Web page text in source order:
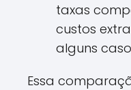
taxas
custos
alguns
Essa